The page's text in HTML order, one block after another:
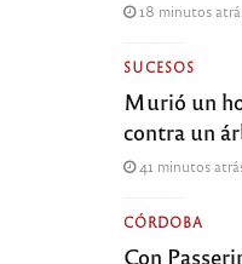
18 minutos
SUCESOS
Murió un
contra un
41 minutos
CÓRDOBA
Con